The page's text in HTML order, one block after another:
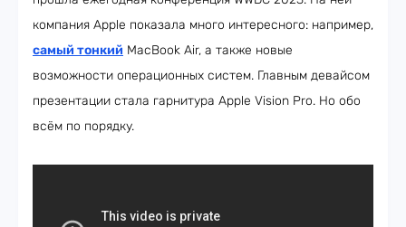
компания Apple показала много интересного: например,
самый тонкий MacBook Air, а также новые
возможности операционных систем. Главным девайсом
презентации стала гарнитура Apple Vision Pro. Но обо
всём по порядку.